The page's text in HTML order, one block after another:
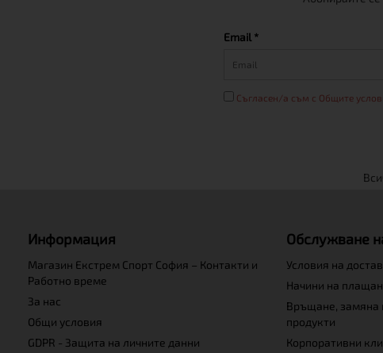
Email *
Съгласен/а съм с Общите
Информация
Магазин Екстрем Спорт София – Контакти и
Работно време
За нас
Общи условия
GDPR - Защита на личните данни
Обслужване
Условия на
Начини на
Връщане, замяна
продукти
Корпоративни